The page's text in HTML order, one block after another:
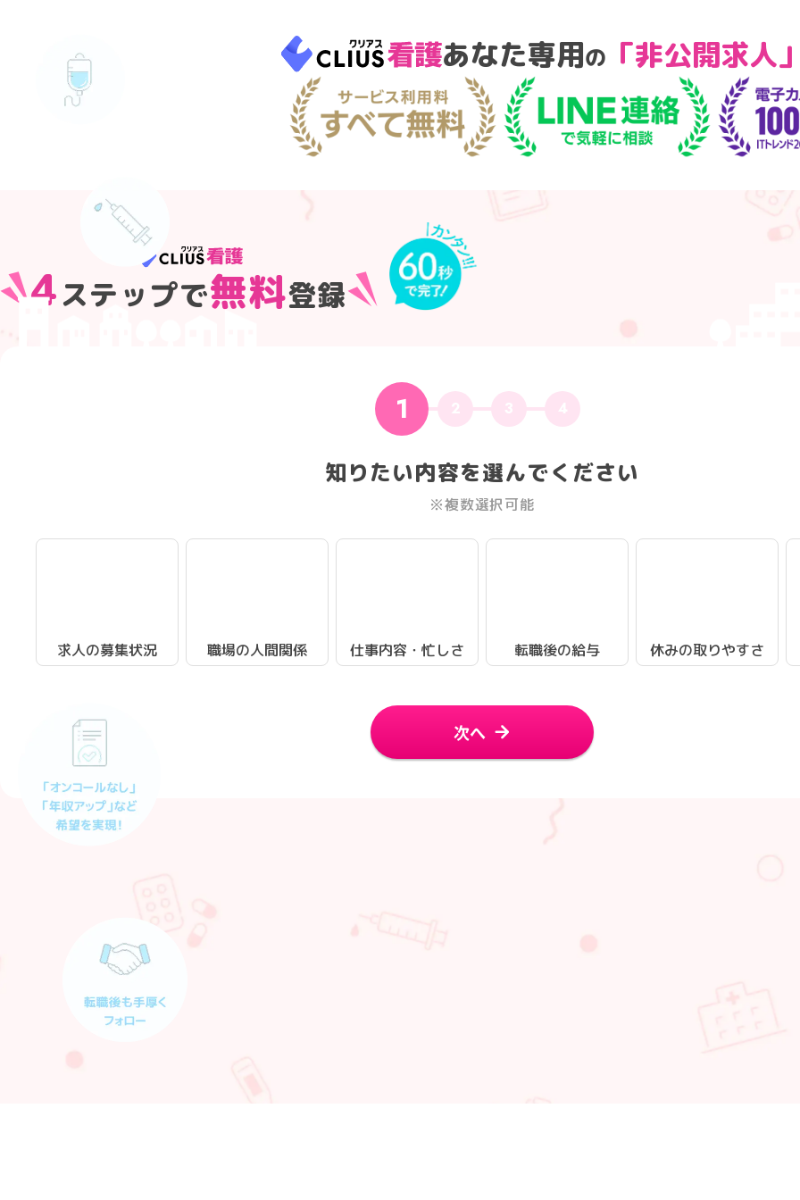
あなた専用の 「非公開求人
4ステップで無料登録
1 2 3 4
知りたい内容を選んでください
※複数選択可能
求人の募集状況 職場の人間関係 仕事内容・忙しさ 転職後の給与 休みの取りやすさ
次へ